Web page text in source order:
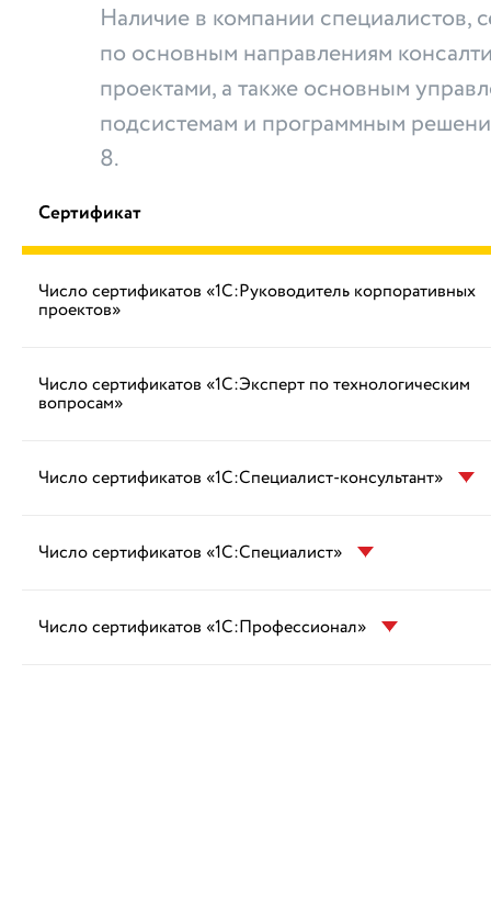
Наличие в компании специалистов,
по основным направлениям
проектами, а также основным
подсистемам и программным
8.
Сертификат
Число сертификатов «1С:Руководитель корпоративных
проектов»
Число сертификатов «1С:Эксперт по технологическим
вопросам»
Число сертификатов «1С:Специалист-консультант»
Число сертификатов «1С:Специалист»
Число сертификатов «1С:Профессионал»